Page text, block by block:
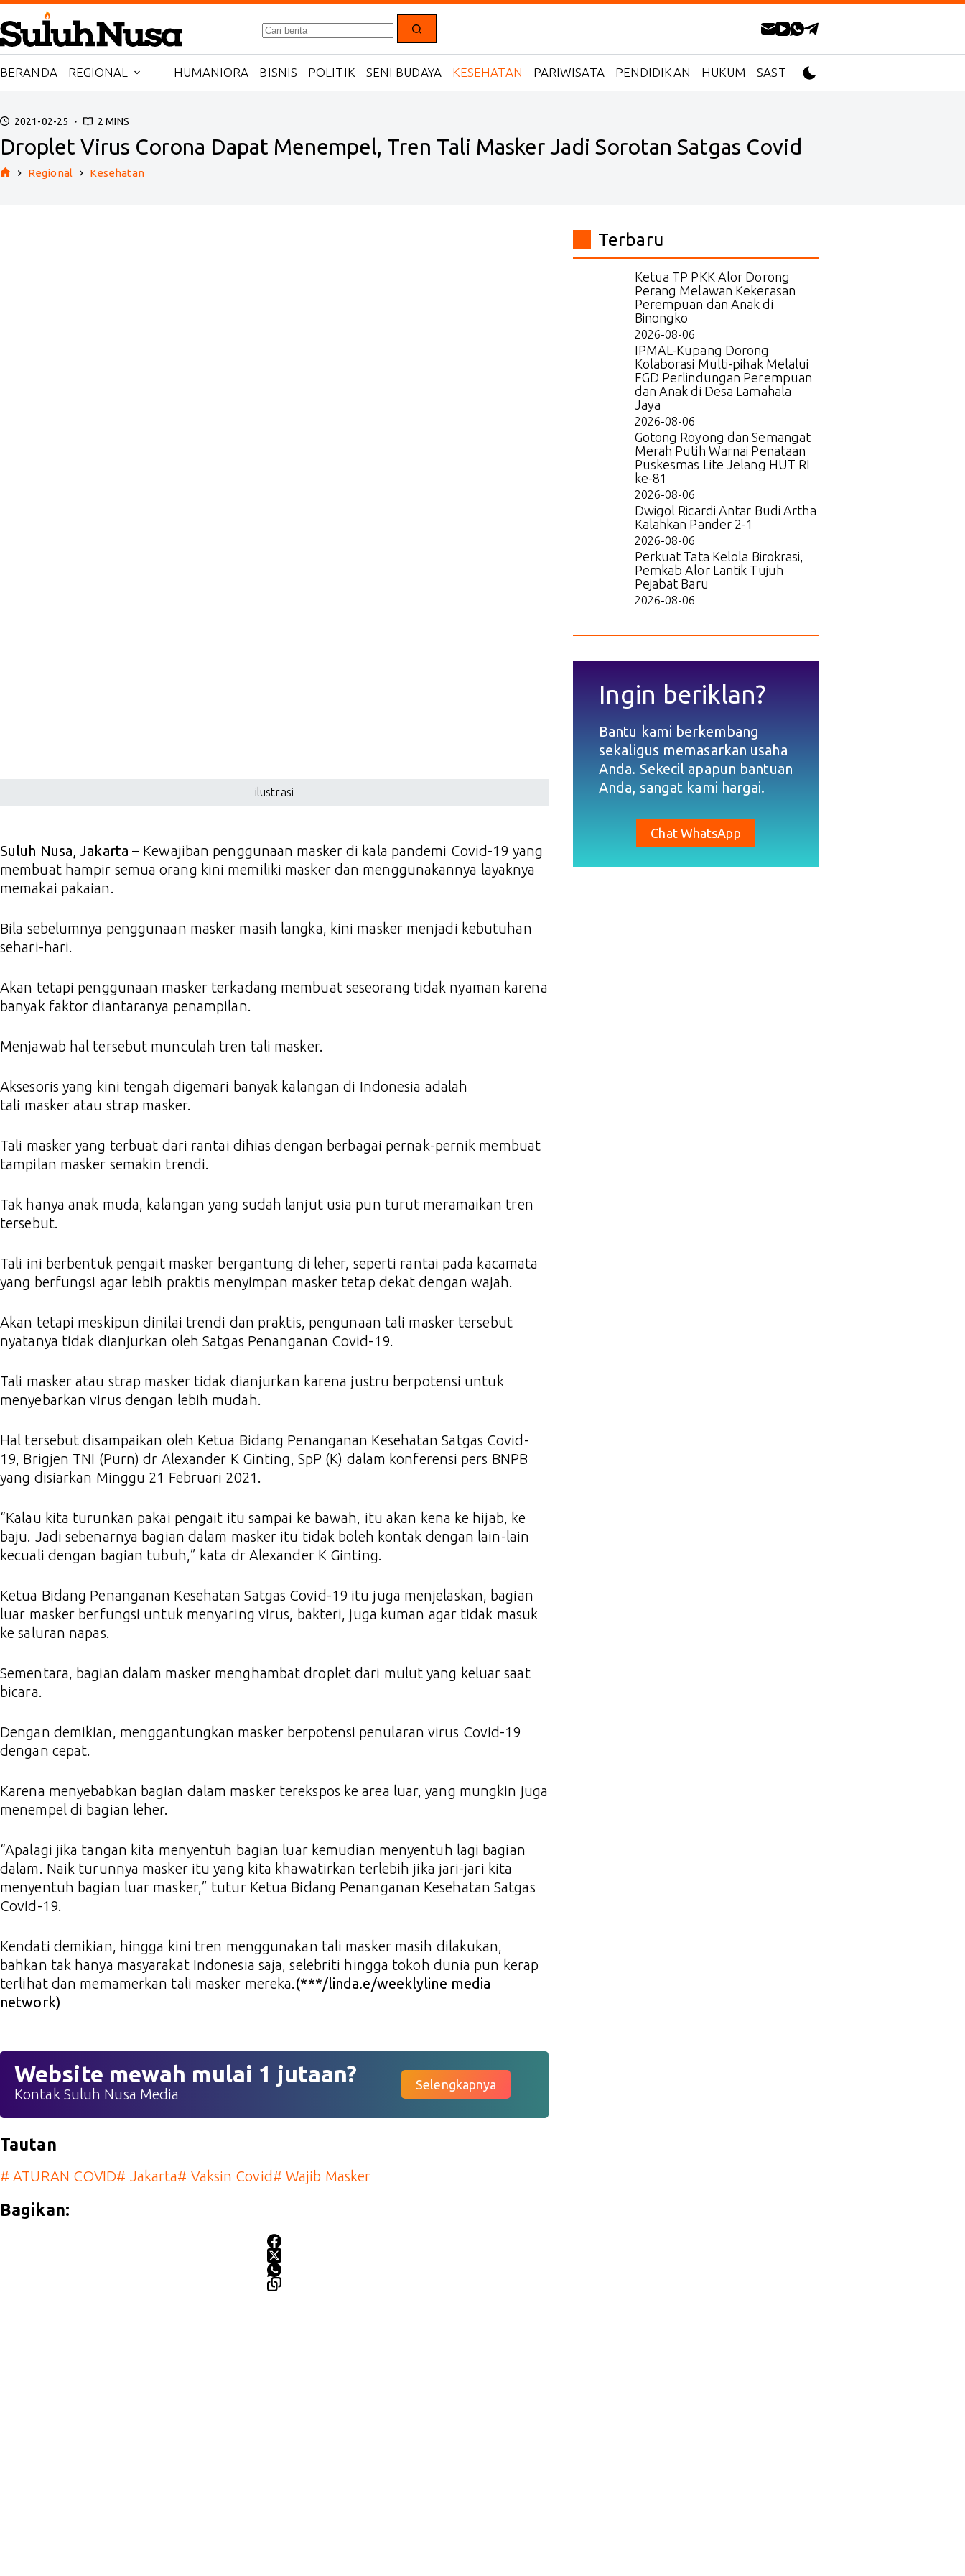
Skip
to
content
No
results
BERANDA REGIONAL HUMANIORA BISNIS POLITIK SENI BUDAYA KESEHATAN PARIWISATA PENDIDIKAN HUKUM SASTRA
2021-02-25 2 MINS
Droplet Virus Corona Dapat Menempel, Tren Tali Masker Jadi Sorotan Satgas Covid
Regional Kesehatan
ilustrasi
Suluh Nusa, Jakarta – Kewajiban penggunaan masker di kala pandemi Covid-19 yang
membuat hampir semua orang kini memiliki masker dan menggunakannya layaknya
memakai pakaian.
Bila sebelumnya penggunaan masker masih langka, kini masker menjadi kebutuhan
sehari-hari.
Akan tetapi penggunaan masker terkadang membuat seseorang tidak nyaman karena
banyak faktor diantaranya penampilan.
Menjawab hal tersebut munculah tren tali masker.
Aksesoris yang kini tengah digemari banyak kalangan di Indonesia adalah
tali masker atau strap masker.
Tali masker yang terbuat dari rantai dihias dengan berbagai pernak-pernik membuat
tampilan masker semakin trendi.
Tak hanya anak muda, kalangan yang sudah lanjut usia pun turut meramaikan tren
tersebut.
Tali ini berbentuk pengait masker bergantung di leher, seperti rantai pada kacamata
yang berfungsi agar lebih praktis menyimpan masker tetap dekat dengan wajah.
Akan tetapi meskipun dinilai trendi dan praktis, pengunaan tali masker tersebut
nyatanya tidak dianjurkan oleh Satgas Penanganan Covid-19.
Tali masker atau strap masker tidak dianjurkan karena justru berpotensi untuk
menyebarkan virus dengan lebih mudah.
Hal tersebut disampaikan oleh Ketua Bidang Penanganan Kesehatan Satgas Covid-
19, Brigjen TNI (Purn) dr Alexander K Ginting, SpP (K) dalam konferensi pers BNPB
yang disiarkan Minggu 21 Februari 2021.
“Kalau kita turunkan pakai pengait itu sampai ke bawah, itu akan kena ke hijab, ke
baju. Jadi sebenarnya bagian dalam masker itu tidak boleh kontak dengan lain-lain
kecuali dengan bagian tubuh,” kata dr Alexander K Ginting.
Ketua Bidang Penanganan Kesehatan Satgas Covid-19 itu juga menjelaskan, bagian
luar masker berfungsi untuk menyaring virus, bakteri, juga kuman agar tidak masuk
ke saluran napas.
Sementara, bagian dalam masker menghambat droplet dari mulut yang keluar saat
bicara.
Dengan demikian, menggantungkan masker berpotensi penularan virus Covid-19
dengan cepat.
Karena menyebabkan bagian dalam masker terekspos ke area luar, yang mungkin juga
menempel di bagian leher.
“Apalagi jika tangan kita menyentuh bagian luar kemudian menyentuh lagi bagian
dalam. Naik turunnya masker itu yang kita khawatirkan terlebih jika jari-jari kita
menyentuh bagian luar masker,” tutur Ketua Bidang Penanganan Kesehatan Satgas
Covid-19.
Kendati demikian, hingga kini tren menggunakan tali masker masih dilakukan,
bahkan tak hanya masyarakat Indonesia saja, selebriti hingga tokoh dunia pun kerap
terlihat dan memamerkan tali masker mereka.(***/linda.e/weeklyline media
network)
Website mewah mulai 1 jutaan?
Kontak Suluh Nusa Media
Selengkapnya
Tautan
# ATURAN COVID# Jakarta# Vaksin Covid# Wajib Masker
Bagikan:
Terbaru
Ketua TP PKK Alor Dorong
Perang Melawan Kekerasan
Perempuan dan Anak di
Binongko
2026-08-06
IPMAL-Kupang Dorong
Kolaborasi Multi-pihak Melalui
FGD Perlindungan Perempuan
dan Anak di Desa Lamahala
Jaya
2026-08-06
Gotong Royong dan Semangat
Merah Putih Warnai Penataan
Puskesmas Lite Jelang HUT RI
ke-81
2026-08-06
Dwigol Ricardi Antar Budi Artha
Kalahkan Pander 2-1
2026-08-06
Perkuat Tata Kelola Birokrasi,
Pemkab Alor Lantik Tujuh
Pejabat Baru
2026-08-06
Ingin beriklan?
Bantu kami berkembang
sekaligus memasarkan usaha
Anda. Sekecil apapun bantuan
Anda, sangat kami hargai.
Chat WhatsApp